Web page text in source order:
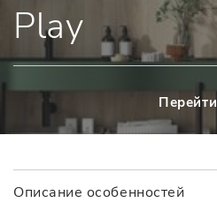
Play
Перейти
Описание особенностей